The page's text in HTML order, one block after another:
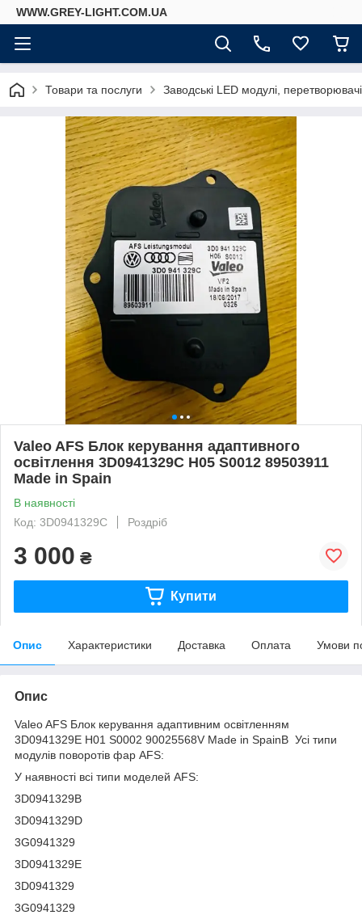
WWW.GREY-LIGHT.COM.UA
Товари та послуги Заводські LED модулі,
Valeo AFS Блок керування адаптивного
освітлення 3D0941329С H05 S0012 89503911
Made in Spain
В наявності
Код: 3D0941329С
Роздріб
3 000 ₴
Купити
Опис Характеристики Доставка Оплата Умови
Опис
Valeo AFS Блок керування адаптивним освітленням
3D0941329E H01 S0002 90025568V Made in SpainВ Усі типи
модулів поворотів фар AFS:
У наявності всі типи моделей AFS:
3D0941329B
3D0941329D
3G0941329
3D0941329Е
3D0941329
3G0941329